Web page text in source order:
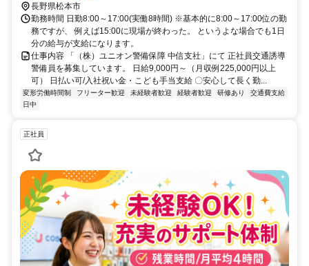
長野県松本市
勤務時間 日勤8:00～17:00(実働8時間) ※基本的に8:00～17:00位の勤
務ですが、 例えば15:00に現場が終わった。 というよな場合でも1日
分の給与が支給になります。
仕事内容 「（株）ユニオン警備保障 中信支社」にて 正社員交通誘導
警備員を募集しています。 日給9,000円～（月収例225,000円以上
可） 日払い可/入社祝い金・こども手当支給 〇安心して長く勤...
変形労働時間制 フリーター歓迎 未経験者歓迎 経験者歓迎 研修あり
交通費支給
日中
正社員